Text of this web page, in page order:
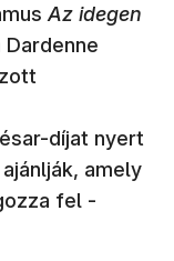
Az idegen
díjat nyert
amely
fel -